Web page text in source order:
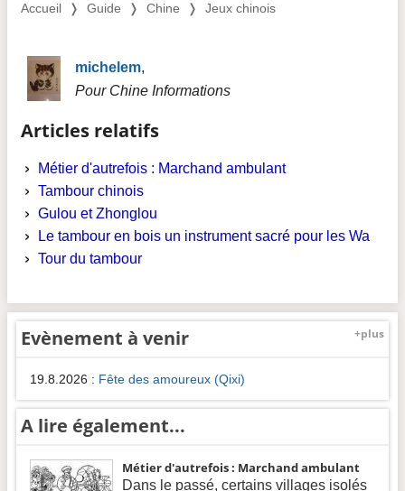
Accueil ❭ Guide ❭ Chine ❭ Jeux chinois
michelem,
Pour Chine Informations
Articles relatifs
Métier d'autrefois : Marchand ambulant
Tambour chinois
Gulou et Zhonglou
Le tambour en bois un instrument sacré pour les Wa
Tour du tambour
+plus
Evènement à venir
19.8.2026 : Fête des amoureux (Qixi)
A lire également...
Métier d'autrefois : Marchand ambulant
Dans le passé, certains villages isolés